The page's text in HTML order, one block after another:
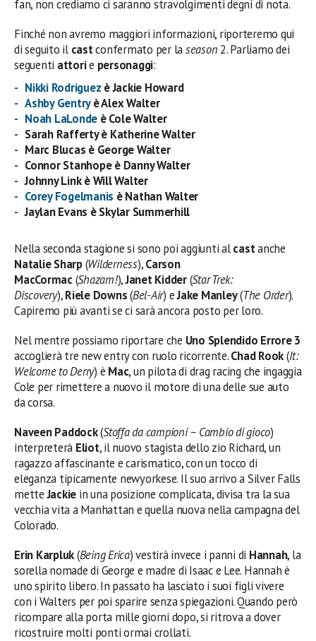
fan, non crediamo ci saranno stravolgimenti degni di nota.
Finché non avremo maggiori informazioni, riporteremo qui
di seguito il castconfermato per laseason2. Parliamo dei
seguenti attorie personaggi:
Nikki Rodriguez è Jackie Howard
Ashby Gentryè Alex Walter
Noah LaLonde è Cole Walter
Sarah Rafferty è Katherine Walter
Marc Blucas è George Walter
Connor Stanhope è Danny Walter
Johnny Link è Will Walter
Corey Fogelmanis è Nathan Walter
Jaylan Evans è Skylar Summerhill
Nella seconda stagione si sono poi aggiunti alcastanche
Natalie Sharp(Wilderness),Carson
MacCormac (Shazam!),Janet Kidder(Star Trek:
Discovery),Riele Downs(Bel-Air) eJake Manley(The Order).
Capiremo più avanti se ci sarà ancora posto per loro.
Nel mentre possiamo riportare che Uno Splendido Errore 3
accoglierà tre new entry con ruolo ricorrente.Chad Rook(It:
Welcome to Derry) è Mac, un pilota di drag racing che ingaggia
Cole per rimettere a nuovo il motore di una delle sue auto
da corsa.
Naveen Paddock(Stoffa da campioni – Cambio di gioco)
interpreterà Eliot, il nuovo stagista dello zio Richard, un
ragazzo affascinante e carismatico, con un tocco di
eleganza tipicamente newyorkese. Il suo arrivo a Silver Falls
metteJackie in una posizione complicata, divisa tra la sua
vecchia vita a Manhattan e quella nuova nella campagna del
Colorado.
Erin Karpluk(Being Erica) vestirà invece i panni di Hannah, la
sorella nomade di George e madre di Isaac e Lee. Hannah è
uno spirito libero. In passato ha lasciato i suoi figli vivere
con i Walters per poi sparire senza spiegazioni. Quando però
ricompare alla porta mille giorni dopo, si ritrova a dover
ricostruire molti ponti ormai crollati.